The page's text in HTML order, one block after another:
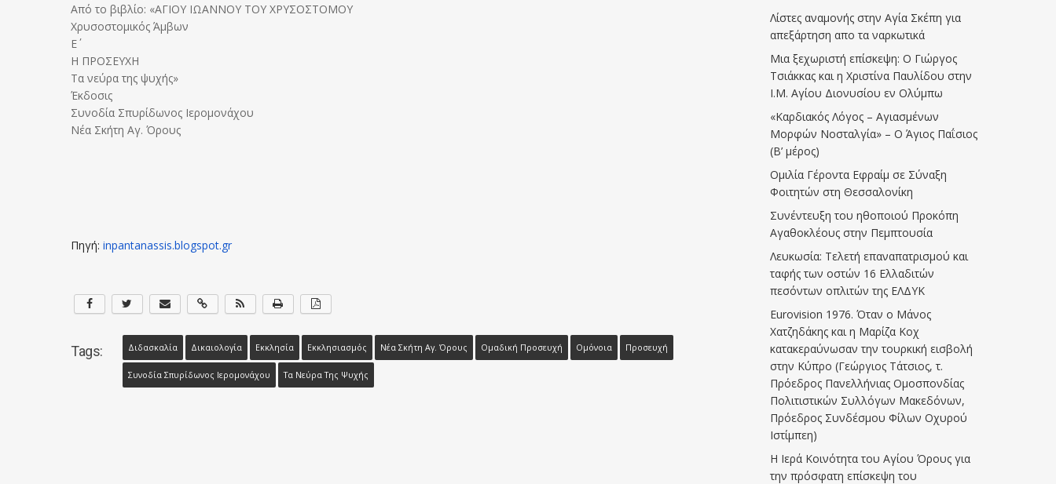
Από το βιβλίο: «ΑΓΙΟΥ ΙΩΑΝΝΟΥ ΤΟΥ ΧΡΥΣΟΣΤΟΜΟΥ
Χρυσοστομικός Άμβων
Ε΄
Η ΠΡΟΣΕΥΧΗ
Τα νεύρα της ψυχής»
Έκδοσις
Συνοδία Σπυρίδωνος Ιερομονάχου
Νέα Σκήτη Αγ. Όρους
Πηγή: inpantanassis.blogspot.gr
Tags: Διδασκαλία Δικαιολογία Εκκλησία Εκκλησιασμός Νέα Σκήτη Αγ. Όρους Ομαδική Προσευχή Ομόνοια Προσευχή
Συνοδία Σπυρίδωνος Ιερομονάχου Τα Νεύρα Της Ψυχής
Λίστες αναμονής στην Αγία Σκέπη για
απεξάρτηση απο τα ναρκωτικά
Μια ξεχωριστή επίσκεψη: Ο Γιώργος
Τσιάκκας και η Χριστίνα Παυλίδου στην
Ι.Μ. Αγίου Διονυσίου εν Ολύμπω
«Καρδιακός Λόγος – Αγιασμένων
Μορφών Νοσταλγία» – Ο Άγιος Παΐσιος
(Β’ μέρος)
Ομιλία Γέροντα Εφραίμ σε Σύναξη
Φοιτητών στη Θεσσαλονίκη
Συνέντευξη του ηθοποιού Προκόπη
Αγαθοκλέους στην Πεμπτουσία
Λευκωσία: Τελετή επαναπατρισμού και
ταφής των οστών 16 Ελλαδιτών
πεσόντων οπλιτών της ΕΛΔΥΚ
Eurovision 1976. Όταν ο Μάνος
Χατζηδάκης και η Μαρίζα Κοχ
κατακεραύνωσαν την τουρκική εισβολή
στην Κύπρο (Γεώργιος Τάτσιος, τ.
Πρόεδρος Πανελλήνιας Ομοσπονδίας
Πολιτιστικών Συλλόγων Μακεδόνων,
Πρόεδρος Συνδέσμου Φίλων Οχυρού
Ιστίμπεη)
Η Ιερά Κοινότητα του Αγίου Όρους για
την πρόσφατη επίσκεψη του